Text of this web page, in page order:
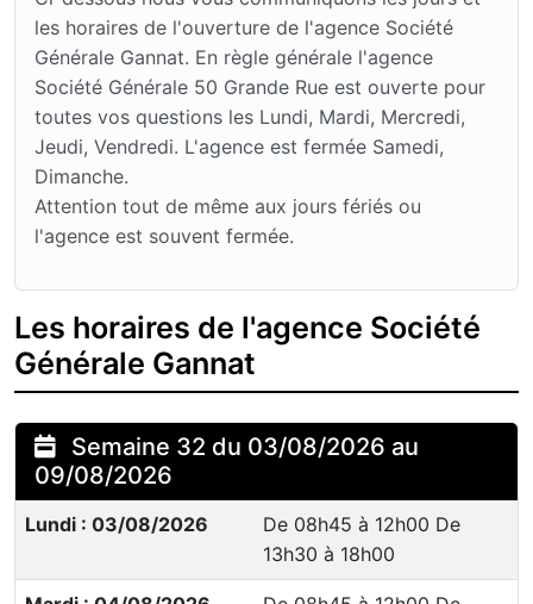
les horaires de l'ouverture de l'agence Société
Générale Gannat. En règle générale l'agence
Société Générale 50 Grande Rue est ouverte pour
toutes vos questions les Lundi, Mardi, Mercredi,
Jeudi, Vendredi. L'agence est fermée Samedi,
Dimanche.
Attention tout de même aux jours fériés ou
l'agence est souvent fermée.
Les horaires de l'agence Société
Générale Gannat
Semaine 32 du 03/08/2026 au
09/08/2026
Lundi : 03/08/2026
De 08h45 à 12h00 De
13h30 à 18h00